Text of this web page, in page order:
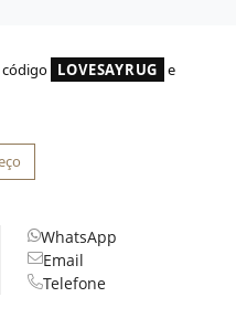
código LOVESAYRUG e
WhatsApp
Email
Telefone